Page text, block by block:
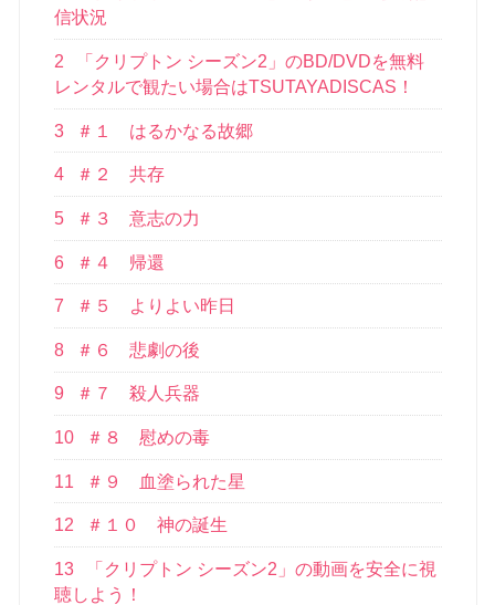
信状況
2
「クリプトン シーズン2」のBD/DVDを無料
レンタルで観たい場合はTSUTAYADISCAS！
3 ＃１ はるかなる故郷
4 ＃２ 共存
5 ＃３ 意志の力
6 ＃４ 帰還
7 ＃５ よりよい昨日
8 ＃６ 悲劇の後
9 ＃７ 殺人兵器
10 ＃８ 慰めの毒
11 ＃９ 血塗られた星
12 ＃１０ 神の誕生
13
「クリプトン シーズン2」の動画を安全に視
聴しよう！